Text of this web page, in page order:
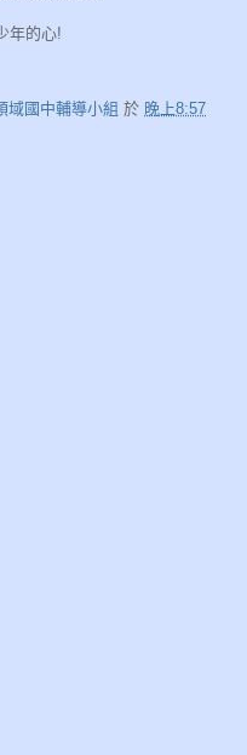
年的心!
域國中輔導小組 於 晚上8:57